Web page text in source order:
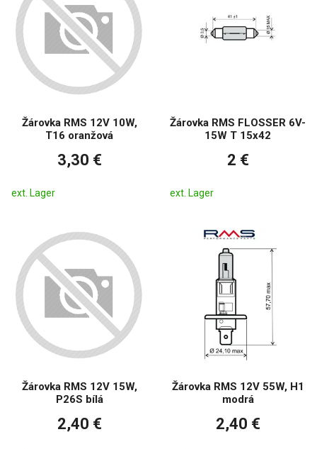
Žárovka RMS 12V 10W,
T16 oranžová
3,30 €
ext. Lager
Žárovka RMS FLOSSER 6V-
15W T 15x42
2 €
ext. Lager
Žárovka RMS 12V 15W,
P26S bílá
2,40 €
Žárovka RMS 12V 55W, H1
modrá
2,40 €